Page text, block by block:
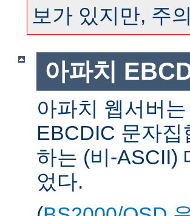
보가 있지만, 주
아파치
아파치 웹서버
EBCDIC 문자
하는 (비-ASCII)
었다.